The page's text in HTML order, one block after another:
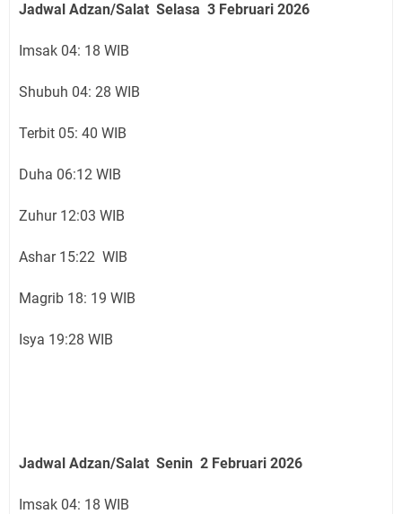
Jadwal Adzan/Salat Selasa 3 Februari 2026
Imsak 04: 18 WIB
Shubuh 04: 28 WIB
Terbit 05: 40 WIB
Duha 06:12 WIB
Zuhur 12:03 WIB
Ashar 15:22 WIB
Magrib 18: 19 WIB
Isya 19:28 WIB
Jadwal Adzan/Salat Senin 2 Februari 2026
Imsak 04: 18 WIB